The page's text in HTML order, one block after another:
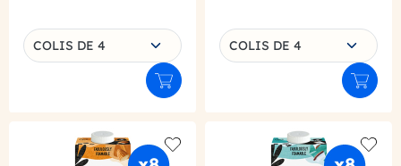
Choisissez une déclinaison
COLIS DE 4
Ajouter au panier
Choisissez une déclinaison
COLIS DE 4
Add to wishlist Add